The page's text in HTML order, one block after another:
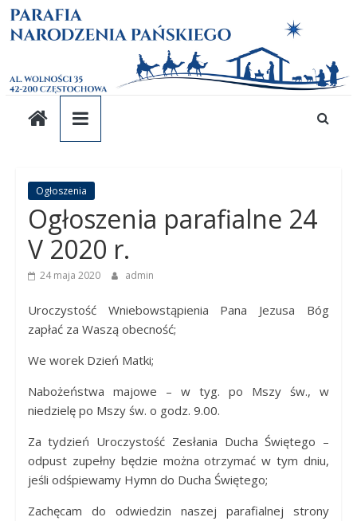
Skip
toParafia
pw.
Narodzenia
Parafia
pw.
Narodzenia
Pańskiego
Ogłoszenia
Ogłoszenia parafialne 24
V 2020 r.
24 maja 2020 admin
Uroczystość Wniebowstąpienia Pana Jezusa Bóg
zapłać za Waszą obecność;
We worek Dzień Matki;
Nabożeństwa majowe – w tyg. po Mszy św., w
niedzielę po Mszy św. o godz. 9.00.
Za tydzień Uroczystość Zesłania Ducha Świętego –
odpust zupełny będzie można otrzymać w tym dniu,
jeśli odśpiewamy Hymn do Ducha Świętego;
Zachęcam do odwiedzin naszej parafialnej strony